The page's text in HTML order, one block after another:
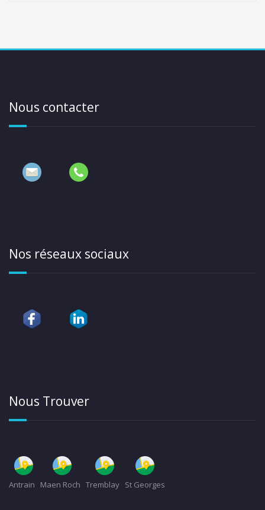
Nous contacter
Nos réseaux sociaux
Nous Trouver
Antrain Maen Roch Tremblay St Georges